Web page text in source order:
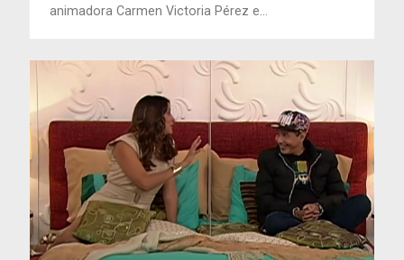
animadora Carmen Victoria Pérez e...